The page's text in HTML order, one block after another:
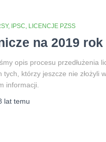
IPSC LICENCJE PZSS
na 2019 rok
opis procesu przedłużenia
którzy jeszcze nie złożyli
informacji.
lattemu